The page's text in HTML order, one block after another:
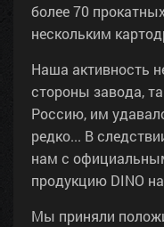
более 70
нескольким
Наша активность
стороны завода,
Россию, им
редко... В
нам с
продукцию DINO
Мы приняли